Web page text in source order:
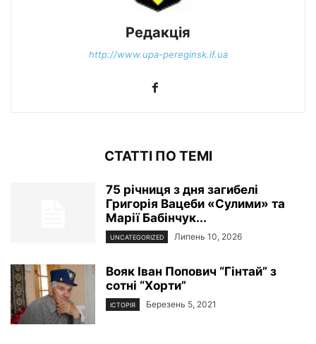
Редакція
http://www.upa-pereginsk.if.ua
СТАТТІ ПО ТЕМІ
75 річниця з дня загибелі
Григорія Вацеби «Сулими» та
Марії Бабінчук...
UNCATEGORIZED Липень 10, 2026
Вояк Іван Попович “Гінтай” з
сотні “Хорти”
ІСТОРІЯ Березень 5, 2021